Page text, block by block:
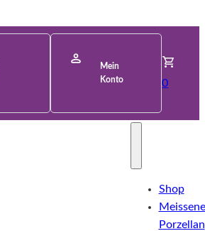
Mein
Konto
0
Shop
Porzellan